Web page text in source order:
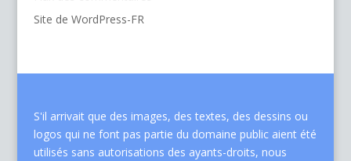
Site de WordPress-FR
S'il arrivait que des images, des textes, des dessins ou
logos qui ne font pas partie du domaine public aient été
utilisés sans autorisations des ayants-droits, nous